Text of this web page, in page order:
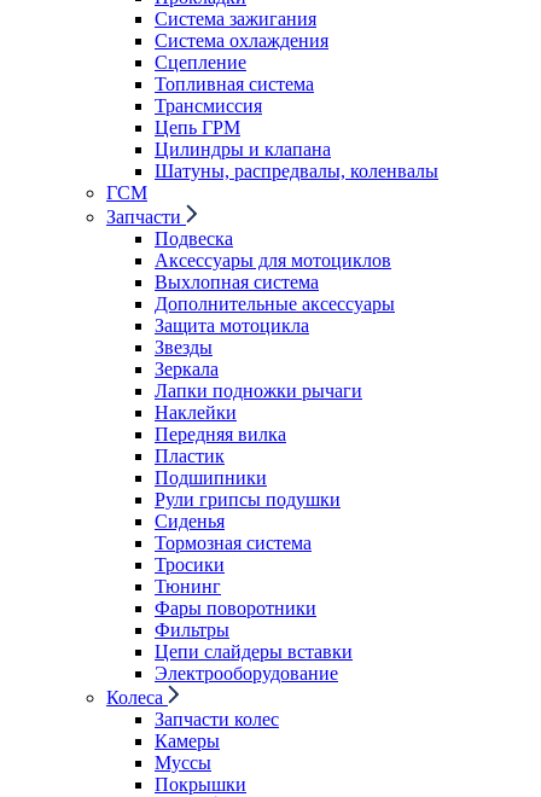
Система зажигания
Система охлаждения
Сцепление
Топливная система
Трансмиссия
Цепь ГРМ
Цилиндры и клапана
Шатуны, распредвалы, коленвалы
ГСМ
Запчасти
Подвеска
Аксессуары для мотоциклов
Выхлопная система
Дополнительные аксессуары
Защита мотоцикла
Звезды
Зеркала
Лапки подножки рычаги
Наклейки
Передняя вилка
Пластик
Подшипники
Рули грипсы подушки
Сиденья
Тормозная система
Тросики
Тюнинг
Фары поворотники
Фильтры
Цепи слайдеры вставки
Электрооборудование
Колеса
Запчасти колес
Камеры
Муссы
Покрышки